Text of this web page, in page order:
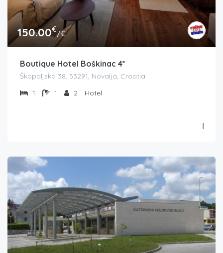
150.00€/€
Boutique Hotel Boškinac 4*
Škopaljska 38, 53291, Novalja, Croatia
1
1 2 Hotel